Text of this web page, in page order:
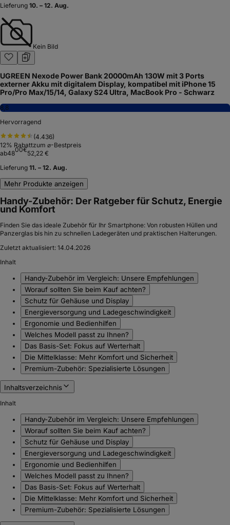
Lieferung 10. – 12. Aug.
Kein Bild
UGREEN Nexode Power Bank 20000mAh 130W mit 3 Ports
externer Akku mit digitalem Display, kompatibel mit iPhone 15
Pro/Pro Max/15/14, Galaxy S24 Ultra, MacBook Pro - Schwarz
8,8
Hervorragend
(4.436)
12% Rabattzum ⌀-Bestpreis
ab4800€52,22 €
Lieferung 11. – 12. Aug.
Mehr Produkte anzeigen
Handy-Zubehör: Der Ratgeber für Schutz, Energie
und Komfort
Finden Sie das ideale Zubehör für Ihr Smartphone: Von robusten Hüllen und
Panzerglas bis hin zu schnellen Ladegeräten und praktischen Halterungen.
Zuletzt aktualisiert: 14.04.2026
Inhalt
Handy-Zubehör im Vergleich: Unsere Empfehlungen
Worauf sollten Sie beim Kauf achten?
Schutz für Gehäuse und Display
Energieversorgung und Ladegeschwindigkeit
Ergonomie und Bedienhilfen
Welches Modell passt zu Ihnen?
Das Basis-Set: Fokus auf Werterhalt
Die Mittelklasse: Mehr Komfort und Sicherheit
Premium-Zubehör: Spezialisierte Lösungen
Inhaltsverzeichnis
Inhalt
Handy-Zubehör im Vergleich: Unsere Empfehlungen
Worauf sollten Sie beim Kauf achten?
Schutz für Gehäuse und Display
Energieversorgung und Ladegeschwindigkeit
Ergonomie und Bedienhilfen
Welches Modell passt zu Ihnen?
Das Basis-Set: Fokus auf Werterhalt
Die Mittelklasse: Mehr Komfort und Sicherheit
Premium-Zubehör: Spezialisierte Lösungen